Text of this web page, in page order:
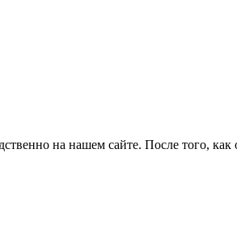
на нашем сайте. После того, как